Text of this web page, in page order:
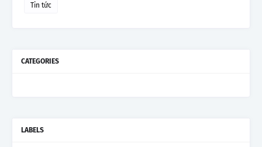
Tin tức
CATEGORIES
LABELS